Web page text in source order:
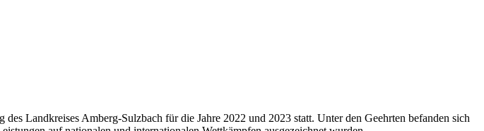
Landkreises Amberg-Sulzbach für die Jahre 2022 und 2023 statt. Unter den Geehrten befanden sich